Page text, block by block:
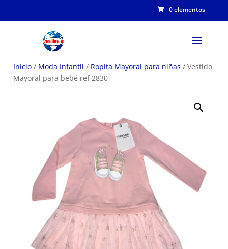
0 elementos
Inicio / Moda Infantil / Ropita Mayoral para niñas / Vestido
Mayoral para bebé ref 2830